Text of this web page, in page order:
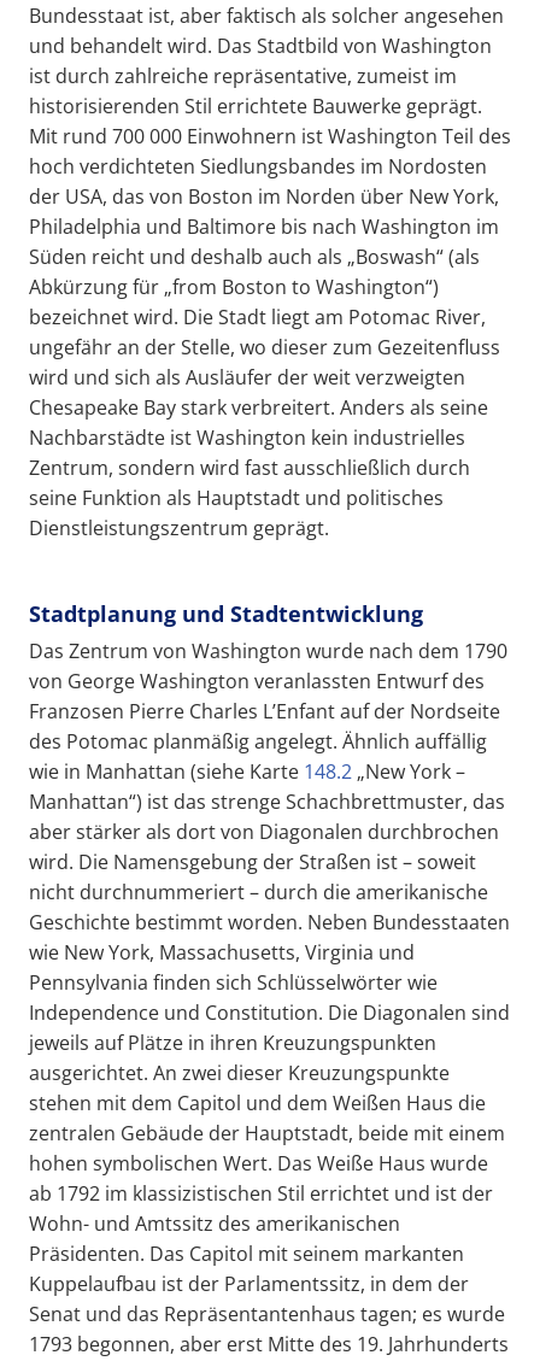
Bundesstaat ist, aber faktisch als solcher angesehen
und behandelt wird. Das Stadtbild von Washington
ist durch zahlreiche repräsentative, zumeist im
historisierenden Stil errichtete Bauwerke geprägt.
Mit rund 700 000 Einwohnern ist Washington Teil des
hoch verdichteten Siedlungsbandes im Nordosten
der USA, das von Boston im Norden über New York,
Philadelphia und Baltimore bis nach Washington im
Süden reicht und deshalb auch als „Boswash“ (als
Abkürzung für „from Boston to Washington“)
bezeichnet wird. Die Stadt liegt am Potomac River,
ungefähr an der Stelle, wo dieser zum Gezeitenfluss
wird und sich als Ausläufer der weit verzweigten
Chesapeake Bay stark verbreitert. Anders als seine
Nachbarstädte ist Washington kein industrielles
Zentrum, sondern wird fast ausschließlich durch
seine Funktion als Hauptstadt und politisches
Dienstleistungszentrum geprägt.
Stadtplanung und Stadtentwicklung
Das Zentrum von Washington wurde nach dem 1790
von George Washington veranlassten Entwurf des
Franzosen Pierre Charles L’Enfant auf der Nordseite
des Potomac planmäßig angelegt. Ähnlich auffällig
wie in Manhattan (siehe Karte 148.2 „New York –
Manhattan“) ist das strenge Schachbrettmuster, das
aber stärker als dort von Diagonalen durchbrochen
wird. Die Namensgebung der Straßen ist – soweit
nicht durchnummeriert – durch die amerikanische
Geschichte bestimmt worden. Neben Bundesstaaten
wie New York, Massachusetts, Virginia und
Pennsylvania finden sich Schlüsselwörter wie
Independence und Constitution. Die Diagonalen sind
jeweils auf Plätze in ihren Kreuzungspunkten
ausgerichtet. An zwei dieser Kreuzungspunkte
stehen mit dem Capitol und dem Weißen Haus die
zentralen Gebäude der Hauptstadt, beide mit einem
hohen symbolischen Wert. Das Weiße Haus wurde
ab 1792 im klassizistischen Stil errichtet und ist der
Wohn- und Amtssitz des amerikanischen
Präsidenten. Das Capitol mit seinem markanten
Kuppelaufbau ist der Parlamentssitz, in dem der
Senat und das Repräsentantenhaus tagen; es wurde
1793 begonnen, aber erst Mitte des 19. Jahrhunderts